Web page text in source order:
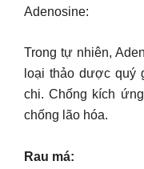
Adenosine:
Trong tự nhiên,
loại thảo dược quý
chi. Chống kích
chống lão hóa.
Rau má: